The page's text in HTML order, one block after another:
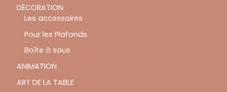
DÉCORATION
Les accessoires
Pour les Plafonds
Boîte à sous
ANIMATION
ART DE LA TABLE